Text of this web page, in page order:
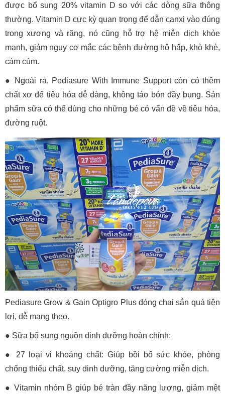
được bổ sung 20% vitamin D so với các dòng sữa thông
thường. Vitamin D cực kỳ quan trọng để dẫn canxi vào đúng
trong xương và răng, nó cũng hỗ trợ hệ miễn dịch khỏe
mạnh, giảm nguy cơ mắc các bệnh đường hô hấp, khò khè,
cảm cúm.
● Ngoài ra, Pediasure With Immune Support còn có thêm
chất xơ để tiêu hóa dễ dàng, không táo bón đầy bụng. Sản
phẩm sữa có thể dùng cho những bé có vấn đề về tiêu hóa,
đường ruột.
Pediasure Grow & Gain Optigro Plus đóng chai sẵn quá tiện
lợi, dễ mang theo.
● Sữa bổ sung nguồn dinh dưỡng hoàn chỉnh:
● 27 loại vi khoáng chất: Giúp bồi bổ sức khỏe, phòng
chống thiếu chất, suy dinh dưỡng, tăng cường miễn dịch.
● Vitamin nhóm B giúp bé tràn đầy năng lượng, giảm mệt